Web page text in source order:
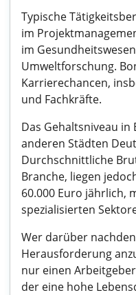
Typische
im
im
Umweltforschung.
Karrierechancen,
und Fachkräfte.
Das Gehaltsniveau in
anderen Städten
Durchschnittliche
Branche, liegen
60.000 Euro jährlich,
spezialisierten
Wer darüber
Herausforderung
nur einen
der eine hohe